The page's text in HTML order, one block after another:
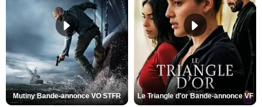
Mutiny Bande-annonce VO STFR Le Triangle d'or Bande-annonce VF